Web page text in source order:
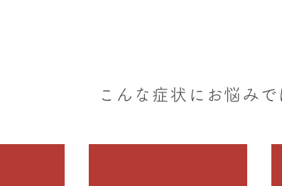
こんな症状にお悩み